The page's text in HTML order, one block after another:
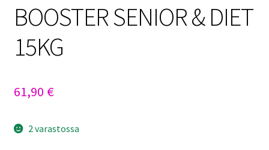
BOOSTER SENIOR & DIET
15KG
61,90 €
2 varastossa